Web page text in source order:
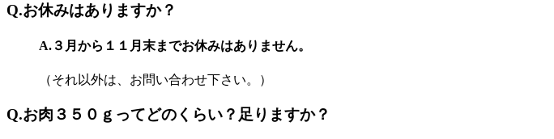
Q.お休みはありますか？
A.３月から１１月末までお休みはありません。
（それ以外は、お問い合わせ下さい。）
Q.お肉３５０ｇってどのくらい？足りますか？